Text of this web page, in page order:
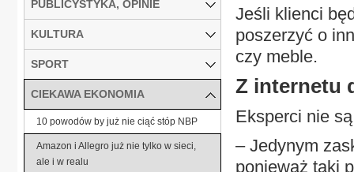
Jeśli klienci
poszerzyć o
czy meble.
Z internetu
Eksperci nie
– Jedynym
ponieważ taki
PUBLICYSTYKA, OPINIE
KULTURA
SPORT
CIEKAWA EKONOMIA
10 powodów by już nie ciąć stóp NBP
Amazon i Allegro już nie tylko w sieci,
ale i w realu